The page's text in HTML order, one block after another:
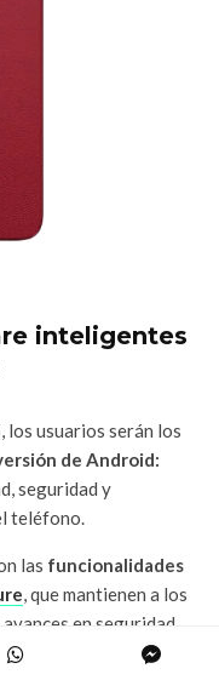
inteligentes
usuarios serán los
de Android:
seguridad y
teléfono.
las funcionalidades
, que mantienen a los
en seguridad.